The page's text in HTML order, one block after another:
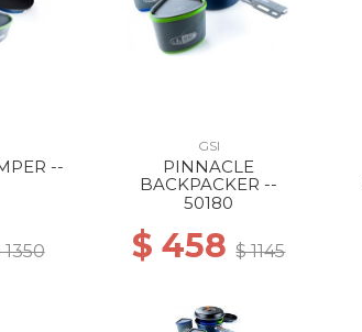
--
1350
GSI
PINNACLE
BACKPACKER --
50180
$ 458$ 1145